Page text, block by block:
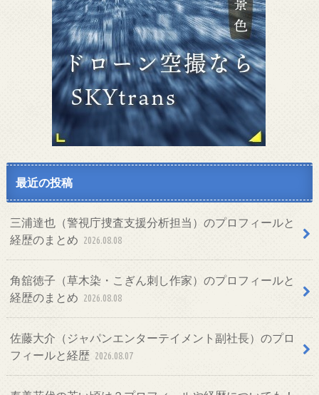
最近の投稿
三浦達也（警視庁捜査支援分析担当）のプロフィールと
経歴のまとめ 2026.08.08
角舘徳子（草木染・こぎん刺し作家）のプロフィールと
経歴のまとめ 2026.08.08
佐藤大介（ジャパンエンターテイメント副社長）のプロ
フィールと経歴 2026.08.07